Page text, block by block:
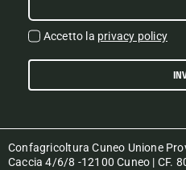
Accetto la privacy policy
Confagricoltura Cuneo Unione
Caccia 4/6/8 -12100 Cuneo | CF.